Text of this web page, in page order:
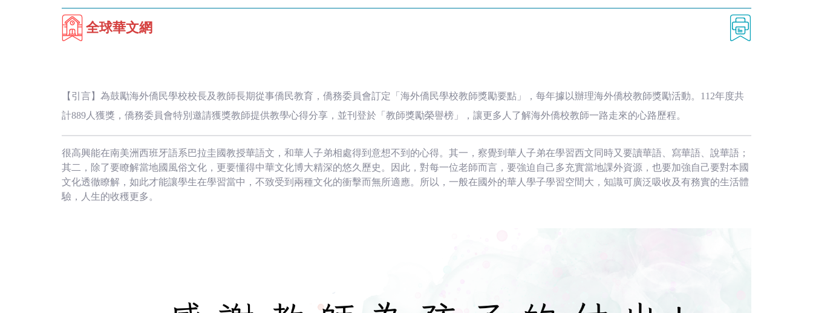
全球華文網
【引言】為鼓勵海外僑民學校校長及教師長期從事僑民教育，僑務委員會訂定「海外僑民學校教師獎勵要點」，每年據以辦理海外僑校教師獎勵活動。112年度共
計889人獲獎，僑務委員會特別邀請獲獎教師提供教學心得分享，並刊登於「教師獎勵榮譽榜」，讓更多人了解海外僑校教師一路走來的心路歷程。
很高興能在南美洲西班牙語系巴拉圭國教授華語文，和華人子弟相處得到意想不到的心得。其一，察覺到華人子弟在學習西文同時又要讀華語、寫華語、說華語；
其二，除了要瞭解當地國風俗文化，更要懂得中華文化博大精深的悠久歷史。因此，對每一位老師而言，要強迫自己多充實當地課外資源，也要加強自己要對本國
文化透徹瞭解，如此才能讓學生在學習當中，不致受到兩種文化的衝擊而無所適應。所以，一般在國外的華人學子學習空間大，知識可廣泛吸收及有務實的生活體
驗，人生的收穫更多。